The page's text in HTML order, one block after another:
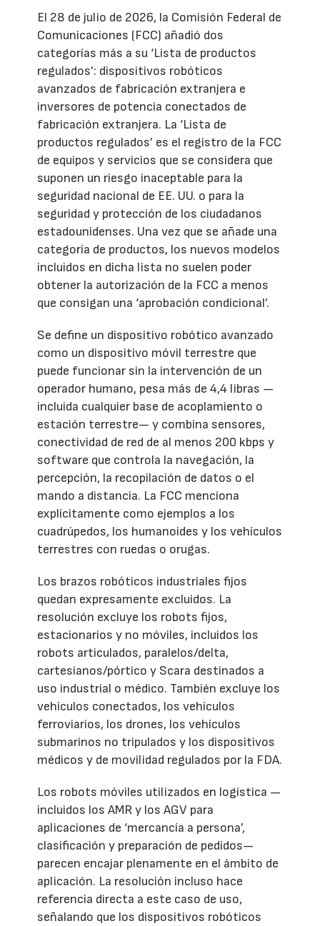
El 28 de julio de 2026, la Comisión Federal de
Comunicaciones (FCC) añadió dos
categorías más a su ‘Lista de productos
regulados’: dispositivos robóticos
avanzados de fabricación extranjera e
inversores de potencia conectados de
fabricación extranjera. La ‘Lista de
productos regulados’ es el registro de la FCC
de equipos y servicios que se considera que
suponen un riesgo inaceptable para la
seguridad nacional de EE. UU. o para la
seguridad y protección de los ciudadanos
estadounidenses. Una vez que se añade una
categoría de productos, los nuevos modelos
incluidos en dicha lista no suelen poder
obtener la autorización de la FCC a menos
que consigan una ‘aprobación condicional’.
Se define un dispositivo robótico avanzado
como un dispositivo móvil terrestre que
puede funcionar sin la intervención de un
operador humano, pesa más de 4,4 libras —
incluida cualquier base de acoplamiento o
estación terrestre— y combina sensores,
conectividad de red de al menos 200 kbps y
software que controla la navegación, la
percepción, la recopilación de datos o el
mando a distancia. La FCC menciona
explícitamente como ejemplos a los
cuadrúpedos, los humanoides y los vehículos
terrestres con ruedas o orugas.
Los brazos robóticos industriales fijos
quedan expresamente excluidos. La
resolución excluye los robots fijos,
estacionarios y no móviles, incluidos los
robots articulados, paralelos/delta,
cartesianos/pórtico y Scara destinados a
uso industrial o médico. También excluye los
vehículos conectados, los vehículos
ferroviarios, los drones, los vehículos
submarinos no tripulados y los dispositivos
médicos y de movilidad regulados por la FDA.
Los robots móviles utilizados en logística —
incluidos los AMR y los AGV para
aplicaciones de ‘mercancía a persona’,
clasificación y preparación de pedidos—
parecen encajar plenamente en el ámbito de
aplicación. La resolución incluso hace
referencia directa a este caso de uso,
señalando que los dispositivos robóticos